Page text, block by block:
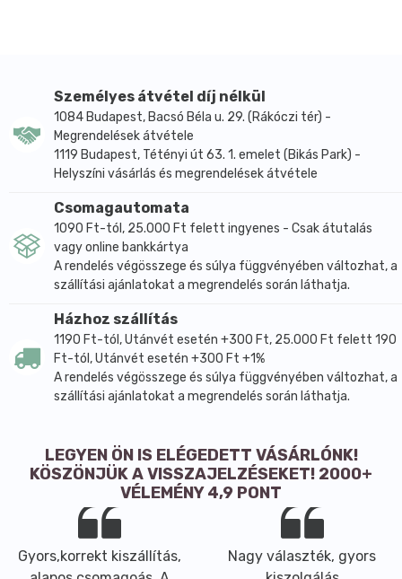
Személyes átvétel díj nélkül
1084 Budapest, Bacsó Béla u. 29. (Rákóczi tér) -
Megrendelések átvétele
1119 Budapest, Tétényi út 63. 1. emelet (Bikás Park) -
Helyszíni vásárlás és megrendelések átvétele
Csomagautomata
1090 Ft-tól, 25.000 Ft felett ingyenes - Csak átutalás
vagy online bankkártya
A rendelés végösszege és súlya függvényében változhat, a
szállítási ajánlatokat a megrendelés során láthatja.
Házhoz szállítás
1190 Ft-tól, Utánvét esetén +300 Ft, 25.000 Ft felett 190
Ft-tól, Utánvét esetén +300 Ft +1%
A rendelés végösszege és súlya függvényében változhat, a
szállítási ajánlatokat a megrendelés során láthatja.
LEGYEN ÖN IS ELÉGEDETT VÁSÁRLÓNK!
KÖSZÖNJÜK A VISSZAJELZÉSEKET! 2000+
VÉLEMÉNY 4,9 PONT
Gyors,korrekt kiszállítás,
Nagy választék, gyors